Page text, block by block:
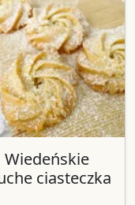
Wiedeńskie
ciasteczka